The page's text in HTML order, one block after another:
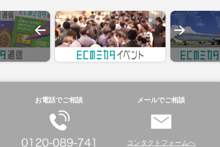
お電話でご相談 メールでご相談
コンタクトフォームへ